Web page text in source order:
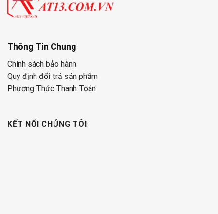
Thông Tin Chung
Chính sách bảo hành
Quy định đổi trả sản phẩm
Phương Thức Thanh Toán
KẾT NỐI CHÚNG TÔI